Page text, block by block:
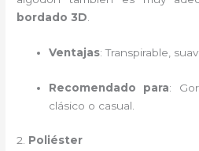
bordado 3D
Ventajas: Transpirable,
Recomendado para:
clásico o casual.
2. Poliéster